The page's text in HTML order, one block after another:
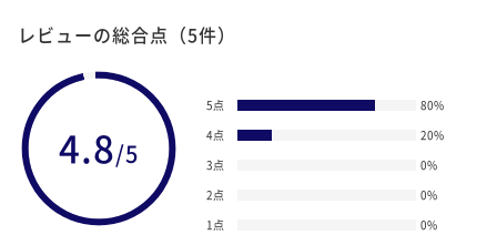
レビューの総合点 （5件）
4.8/5
5点 80%
4点
20%
3点
0%
2点
0%
1点
0%